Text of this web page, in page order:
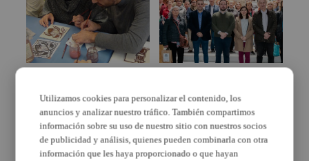
primavera con los
talleres del Museo
Municipal de Cerámica
en la octava Escapada
Comarcal de El
Meridiano
Utilizamos cookies para personalizar el contenido, los
anuncios y analizar nuestro tráfico. También compartimos
información sobre su uso de nuestro sitio con nuestros socios
de publicidad y análisis, quienes pueden combinarla con otra
información que les haya proporcionado o que hayan